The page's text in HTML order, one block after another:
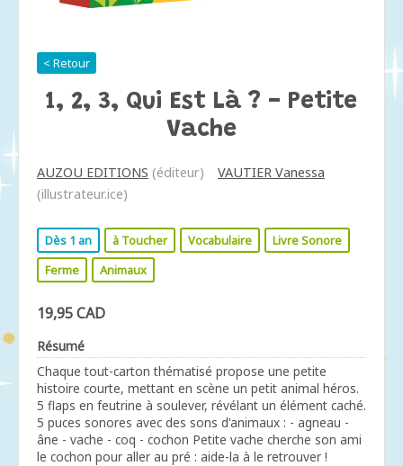
< Retour
1, 2, 3, Qui Est Là ? - Petite
Vache
AUZOU EDITIONS (éditeur)
VAUTIER Vanessa
(illustrateur.ice)
Dès 1 an à Toucher Vocabulaire
Livre Sonore
Ferme
Animaux
19,95 CAD
Résumé
Chaque tout-carton thématisé propose une petite
histoire courte, mettant en scène un petit animal héros.
5 flaps en feutrine à soulever, révélant un élément caché.
5 puces sonores avec des sons d'animaux : - agneau -
âne - vache - coq - cochon Petite vache cherche son ami
le cochon pour aller au pré : aide-la à le retrouver !